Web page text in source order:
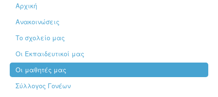
Αρχική
Ανακοινώσεις
Το σχολείο μας
Οι Εκπαιδευτικοί μας
Οι μαθητές μας
Σύλλογος Γονέων